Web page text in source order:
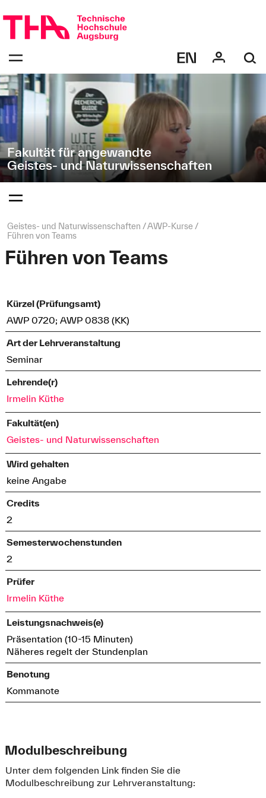
überspringen
zur
Navigation
"Geistes-
und
Naturwissenschaften"
Fakultät für angewandte
Geistes- und Naturwissenschaften
bestätigen
Öffnen
des
Menüs
bestätigen
des
Menüs
Seitenpfad:
Geistes- und Naturwissenschaften
AWP‑Kurse
Führen von Teams
Führen von Teams
Kürzel (Prüfungsamt)
AWP 0720; AWP 0838 (KK)
Art der Lehrveranstaltung
Seminar
Lehrende(r)
Irmelin Küthe
Fakultät(en)
Geistes- und Naturwissenschaften
Wird gehalten
keine Angabe
Credits
2
Semesterwochenstunden
2
Prüfer
Irmelin Küthe
Leistungsnachweis(e)
Präsentation (10-15 Minuten)
Näheres regelt der Stundenplan
Benotung
Kommanote
Modulbeschreibung
Unter dem folgenden Link finden Sie die
Modulbeschreibung zur Lehrveranstaltung: